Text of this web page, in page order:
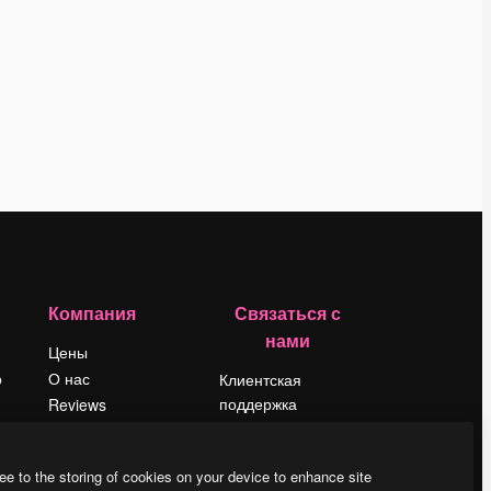
Компания
Цены
О нас
Reviews
Блог
Связаться с
нами
Клиентская
поддержка
LinkedIn
to the storing of cookies on your device to enhance site